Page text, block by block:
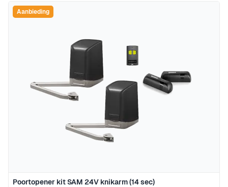
Poortopener kit SAM 24V knikarm (14 sec)
Aanbieding